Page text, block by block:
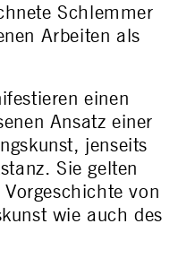
Schlemmer
Arbeiten als
einen
Ansatz einer
jenseits
Sie gelten
von
wie auch des